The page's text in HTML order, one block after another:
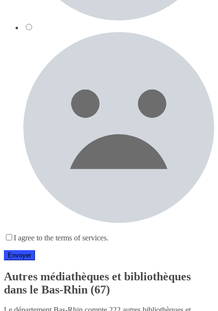
I agree to the terms of services.
Autres médiathèques et bibliothèques
dans le Bas-Rhin (67)